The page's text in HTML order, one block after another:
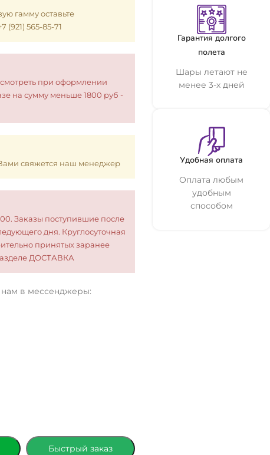
гамму оставьте
565-85-71
при оформлении
на сумму меньше 1800 руб -
Вами свяжется наш менеджер
Заказы поступившие после
дня. Круглосуточная
принятых заранее
ДОСТАВКА
нам в мессенджеры:
Быстрый заказ
Гарантия долгого
полета
Шары летают не
менее 3-х дней
Удобная оплата
Оплата любым
удобным
способом